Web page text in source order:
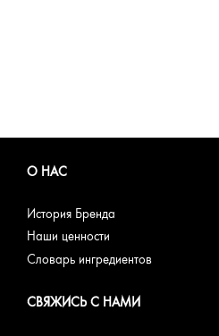
О НАС
История Бренда
Наши ценности
Словарь ингредиентов
СВЯЖИСЬ С НАМИ